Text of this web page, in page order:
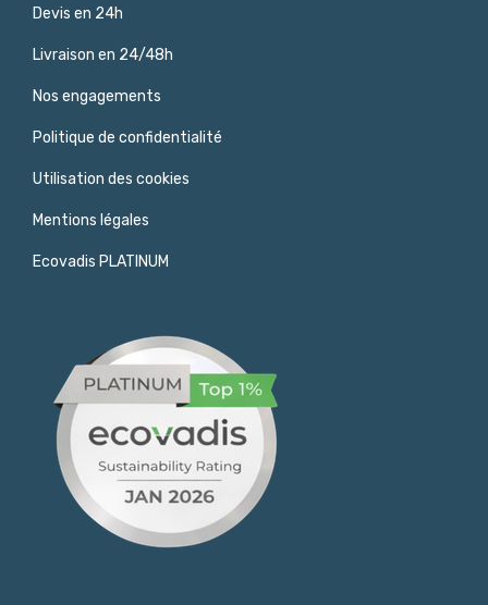
Devis en 24h
Livraison en 24/48h
Nos engagements
Politique de confidentialité
Utilisation des cookies
Mentions légales
Ecovadis PLATINUM